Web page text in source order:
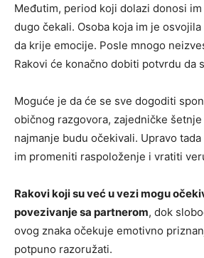
Međutim, period koji dolazi donosi
dugo čekali. Osoba koja im je
da krije emocije. Posle mnogo
Rakovi će konačno dobiti potvrdu da
Moguće je da će se sve dogoditi
običnog razgovora, zajedničke
najmanje budu očekivali. Upravo
im promeniti raspoloženje i vratiti
Rakovi koji su već u vezi mogu
povezivanje sa partnerom, dok
ovog znaka očekuje emotivno
potpuno razoružati.